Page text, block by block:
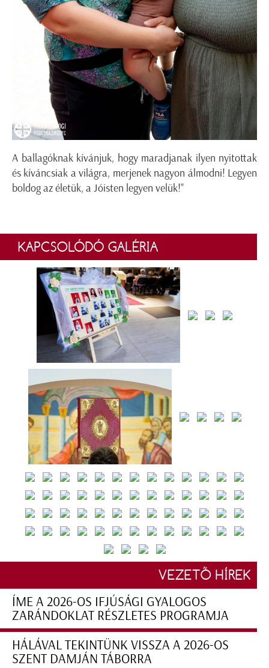
A ballagóknak kívánjuk, hogy maradjanak ilyen nyitottak
és kíváncsiak a világra, merjenek nagyon álmodni! Legyen
boldog az életük, a Jóisten legyen velük!"
KAPCSOLÓDÓ GALÉRIA
VEZETŐ HÍREK
ÍME A 2026-OS IFJÚSÁGI GYALOGOS
ZARÁNDOKLAT RÉSZLETES PROGRAMJA
HÁLÁVAL TEKINTÜNK VISSZA A 2026-OS
SZENT DAMJÁN TÁBORRA